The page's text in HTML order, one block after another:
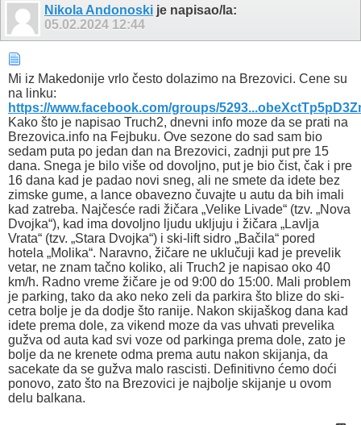
Nikola Andonoski je napisao/la:
05.02.2024 12:44
Mi iz Makedonije vrlo često dolazimo na Brezovici. Cene su
na linku:
https://www.facebook.com/groups/
Kako što je napisao Truch2, dnevni info moze da se prati na
Brezovica.info na Fejbuku. Ove sezone do sad sam bio
sedam puta po jedan dan na Brezovici, zadnji put pre 15
dana. Snega je bilo više od dovoljno, put je bio čist, čak i pre
16 dana kad je padao novi sneg, ali ne smete da idete bez
zimske gume, a lance obavezno čuvajte u autu da bih imali
kad zatreba. Najčesće radi žičara „Velike Livade“ (tzv. „Nova
Dvojka“), kad ima dovoljno ljudu ukljuju i žičara „Lavlja
Vrata“ (tzv. „Stara Dvojka“) i ski-lift sidro „Bačila“ pored
hotela „Мolikа“. Naravno, žičare ne uklučuji kad je prevelik
vetar, ne znam tačno koliko, ali Truch2 je napisao oko 40
km/h. Radno vreme žičare je od 9:00 do 15:00. Mali problem
je parking, tako da ako neko zeli da parkira što blize do ski-
cetra bolje je da dodje što ranije. Nakon skijaškog dana kad
idete prema dole, za vikend moze da vas uhvati prevelika
gužva od auta kad svi voze od parkinga prema dole, zato je
bolje da ne krenete odma prema autu nakon skijanja, da
sacekate da se gužva malo rascisti. Definitivno ćemo doći
ponovo, zato što na Brezovici je najbolje skijanje u ovom
delu balkana.